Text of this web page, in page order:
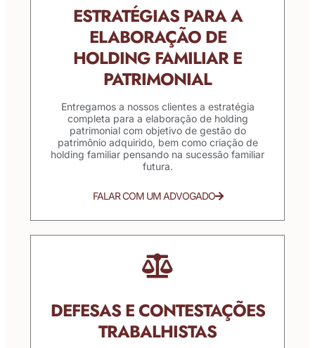
ESTRATÉGIAS PARA A
ELABORAÇÃO DE
HOLDING FAMILIAR E
PATRIMONIAL
Entregamos a nossos clientes a estratégia
completa para a elaboração de holding
patrimonial com objetivo de gestão do
patrimônio adquirido, bem como criação de
holding familiar pensando na sucessão familiar
futura.
FALAR COM UM ADVOGADO
DEFESAS E CONTESTAÇÕES
TRABALHISTAS